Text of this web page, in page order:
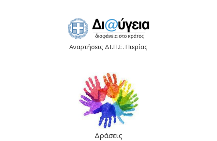
Αναρτήσεις ΔΙ.Π.Ε. Πιερίας
Δράσεις